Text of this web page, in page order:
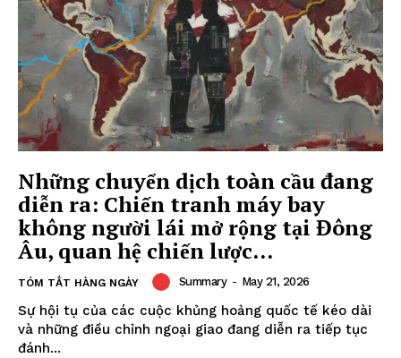
Những chuyển dịch toàn cầu đang
diễn ra: Chiến tranh máy bay
không người lái mở rộng tại Đông
Âu, quan hệ chiến lược...
TÓM TẮT HÀNG NGÀY Summary - May 21, 2026
Sự hội tụ của các cuộc khủng hoảng quốc tế kéo dài
và những điều chỉnh ngoại giao đang diễn ra tiếp tục
đánh...